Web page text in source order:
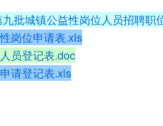
批城镇公益性岗位人员招聘职
岗位申请表.xls
员登记表.doc
请登记表.xls